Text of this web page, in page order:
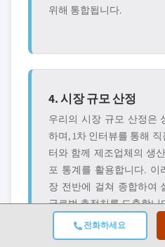
전화하세요
위해 통합됩니다.
4. 시장 규모 산정
우리의 시장 규모 산정은
하며, 1차 인터뷰를 통해
터와 함께 제조업체의 생
포 통계를 활용합니다. 이
장 전반에 걸쳐 종합하여
글로벌 추정치를 도출합니